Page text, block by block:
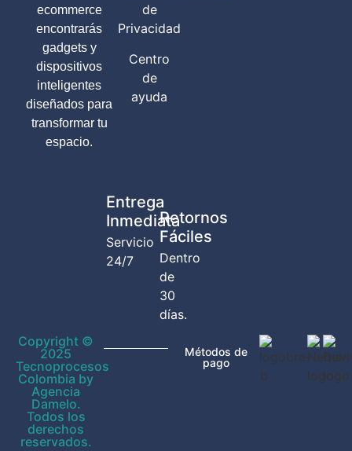
ecommerce
encontrarás
gadgets y
dispositivos
inteligentes
diseñados para
transformar tu
espacio.
Entrega
Inmediata
Servicio
24/7
Retornos
Fáciles
Dentro
de
30
días.
de
Privacidad
Centro
de
ayuda
Copyright ©
2025
Tecnoprocesos
Colombia by
Agencia
Damelo.
Todos los
derechos
reservados.
Métodos de
pago